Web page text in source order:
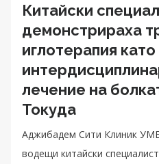
Китайски
демонстрираха
иглотерапия като
лечение на
Токуда
Аджибадем Сити Клиник
водещи китайски